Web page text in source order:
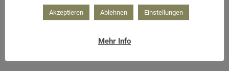
Etikette Blütenessenz
Akzeptieren Ablehnen Einstellungen
Mehr Info